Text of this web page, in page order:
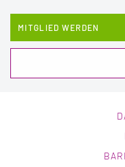
MITGLIED WERDEN